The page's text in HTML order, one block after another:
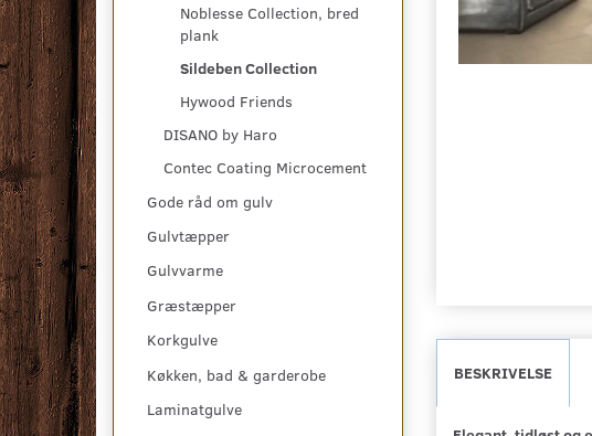
Noblesse Collection, bred
plank
Sildeben Collection
Hywood Friends
DISANO by Haro
Contec Coating Microcement
Gode råd om gulv
Gulvtæpper
Gulvvarme
Græstæpper
Korkgulve
Køkken, bad & garderobe
Laminatgulve
BESKRIVELSE